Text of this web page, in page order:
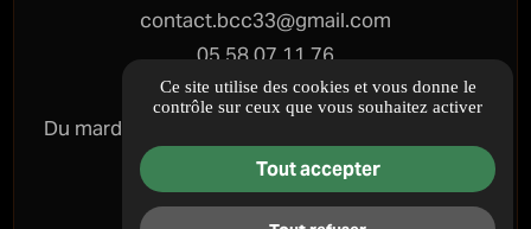
contact.bcc33@gmail.com
05 58 07 11 76
HORAIRES
Du mardi au samedi : 10h - 12h30 & 13h30 - 17h
Fermé le dimanche & lundi
ITINÉRAIRE
Ce site utilise des cookies et vous donne le
contrôle sur ceux que vous souhaitez activer
Tout accepter